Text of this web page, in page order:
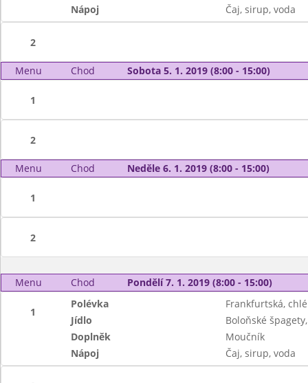
Nápoj
Čaj, sirup, voda
2
Menu Chod Sobota 5. 1. 2019 (8:00 - 15:00)
1
2
Menu Chod Neděle 6. 1. 2019 (8:00 - 15:00)
1
2
Menu Chod Pondělí 7. 1. 2019 (8:00 - 15:00)
1
Polévka
Frankfurtská,
Jídlo
Boloňské
Doplněk
Moučník
Nápoj
Čaj, sirup, voda